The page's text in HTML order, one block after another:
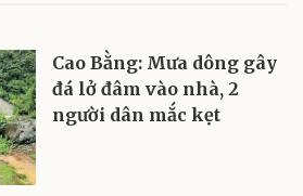
Cao Bằng: Mưa dông gây
đá lở đâm vào nhà, 2
người dân mắc kẹt